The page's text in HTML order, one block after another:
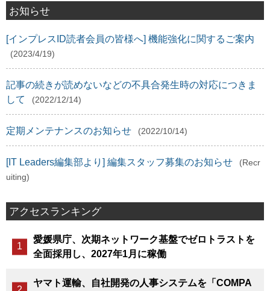
お知らせ
[インプレスID読者会員の皆様へ] 機能強化に関するご案内
(2023/4/19)
記事の続きが読めないなどの不具合発生時の対応につきま
して
(2022/12/14)
定期メンテナンスのお知らせ (2022/10/14)
[IT Leaders編集部より] 編集スタッフ募集のお知らせ
(Recr
uiting)
アクセスランキング
愛媛県庁、次期ネットワーク基盤でゼロトラストを
全面採用し、2027年1月に稼働
ヤマト運輸、自社開発の人事システムを「COMPA